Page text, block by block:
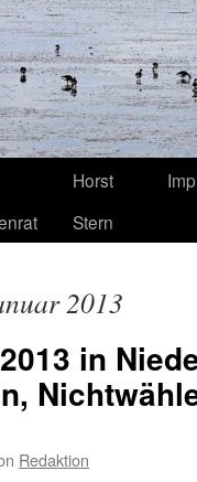
Horst
Stern
2013
in
Redaktion